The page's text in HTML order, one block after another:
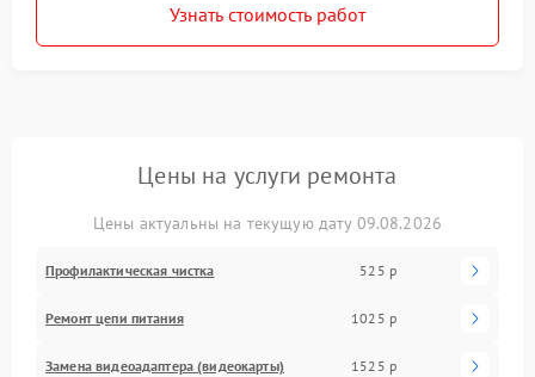
Узнать стоимость работ
Цены на услуги ремонта
Цены актуальны на текущую дату 09.08.2026
Профилактическая чистка 525 р
Ремонт цепи питания 1025 р
Замена видеоадаптера (видеокарты) 1525 р